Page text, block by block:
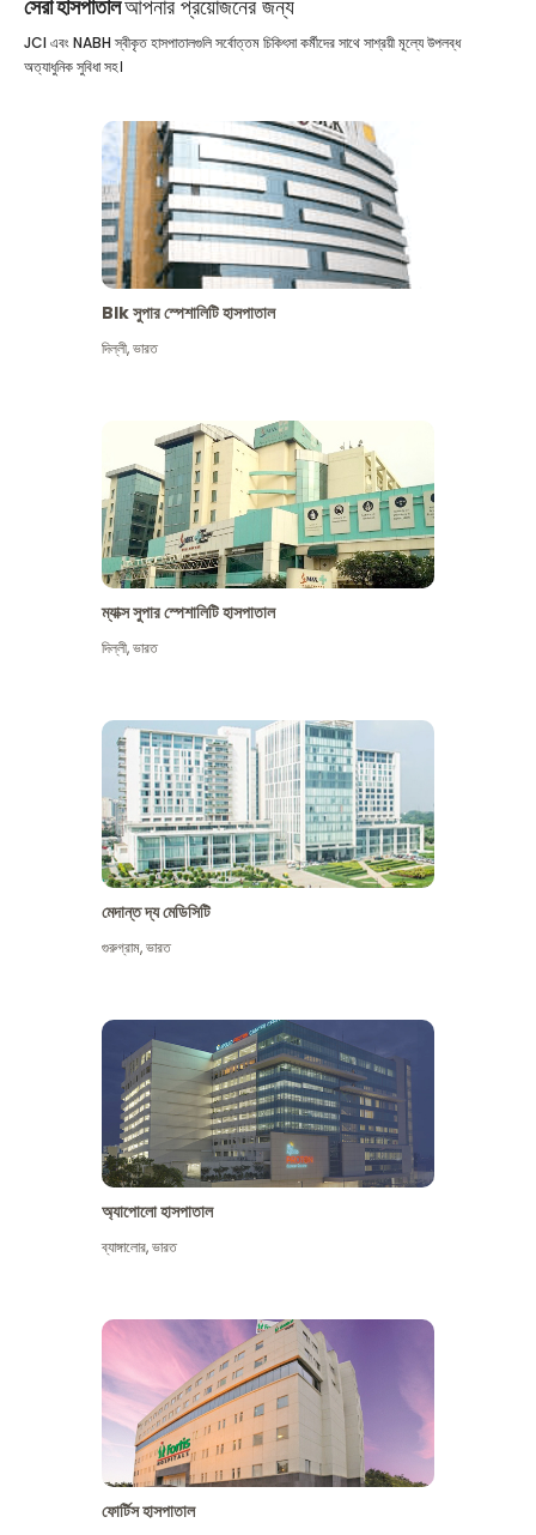
সেরা হাসপাতালআপনার প্রয়োজনের জন্য
JCI এবং NABH স্বীকৃত হাসপাতালগুলি সর্বোত্তম চিকিৎসা কর্মীদের সাথে সাশ্রয়ী মূল্যে উপলব্ধ
অত্যাধুনিক সুবিধা সহ।
Blk সুপার স্পেশালিটি হাসপাতাল
দিল্লী,ভারত
ম্যাক্স সুপার স্পেশালিটি হাসপাতাল
দিল্লী,ভারত
মেদান্ত দ্য মেডিসিটি
গুরুগ্রাম,ভারত
অ্যাপোলো হাসপাতাল
ব্যাঙ্গালোর,ভারত
ফোর্টিস হাসপাতাল